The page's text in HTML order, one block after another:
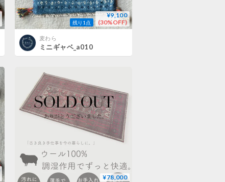
残り1点
¥9,100
(30%OFF)
麦わら
ミニギャベ_a010
¥78,000